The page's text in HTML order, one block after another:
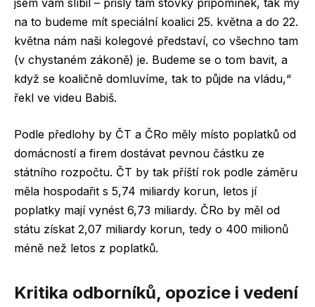
jsem vám slíbil – přišly tam stovky připomínek, tak my
na to budeme mít speciální koalici 25. května a do 22.
května nám naši kolegové představí, co všechno tam
(v chystaném zákoně) je. Budeme se o tom bavit, a
když se koaličně domluvíme, tak to půjde na vládu,“
řekl ve videu Babiš.
Podle předlohy by ČT a ČRo měly místo poplatků od
domácností a firem dostávat pevnou částku ze
státního rozpočtu. ČT by tak příští rok podle záměru
měla hospodařit s 5,74 miliardy korun, letos jí
poplatky mají vynést 6,73 miliardy. ČRo by měl od
státu získat 2,07 miliardy korun, tedy o 400 milionů
méně než letos z poplatků.
Kritika odborníků, opozice i vedení